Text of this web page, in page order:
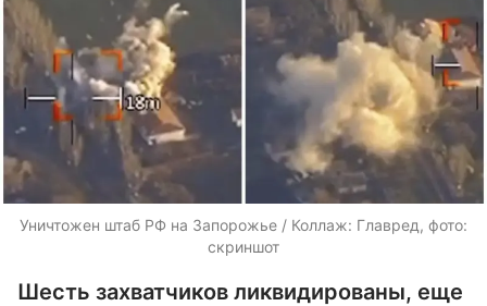
Уничтожен штаб РФ на Запорожье / Коллаж: Главред, фото:
скриншот
Шесть захватчиков ликвидированы, еще